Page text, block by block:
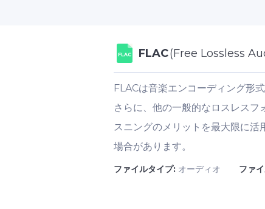
FLAC FLAC(Free Lossless
FLACは音楽エンコーディング形
さらに、他の一般的なロスレス
スニングのメリットを最大限に
場合があります。
ファイルタイプ: オーディオ ファ